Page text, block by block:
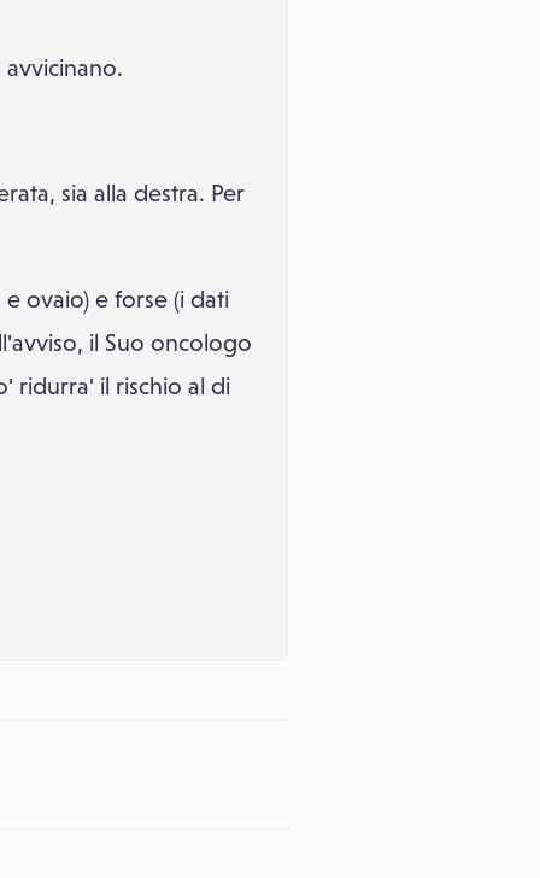
sia alla destra. Per
ovaio) e forse (i dati
il Suo oncologo
ridurra' il rischio al di